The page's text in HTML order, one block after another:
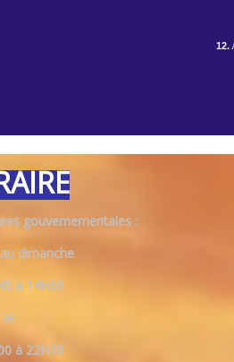
12.
gouvernementales :
dimanche
à 14H00
et
à 22H30